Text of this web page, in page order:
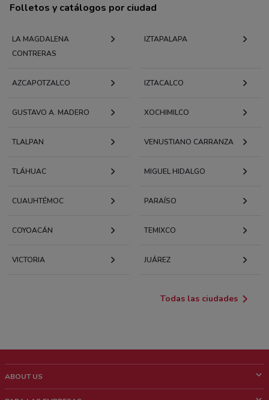
Folletos y catálogos por ciudad
LA MAGDALENA
CONTRERAS
IZTAPALAPA
AZCAPOTZALCO IZTACALCO
GUSTAVO A. MADERO XOCHIMILCO
TLALPAN VENUSTIANO CARRANZA
TLÁHUAC MIGUEL HIDALGO
CUAUHTÉMOC PARAÍSO
COYOACÁN TEMIXCO
VICTORIA JUÁREZ
Todas las ciudades
ABOUT US